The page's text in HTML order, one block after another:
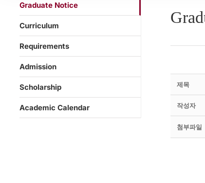
제목
작성자
첨부파일
Graduate Notice
Curriculum
Requirements
Admission
Scholarship
Academic Calendar